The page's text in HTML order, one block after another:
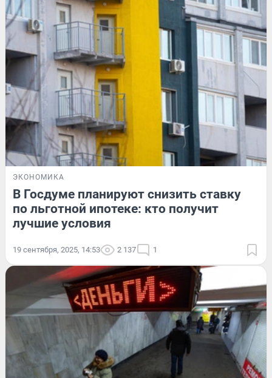
ЭКОНОМИКА
В Госдуме планируют снизить ставку
по льготной ипотеке: кто получит
лучшие условия
19 сентября, 2025, 14:53 2 137 1